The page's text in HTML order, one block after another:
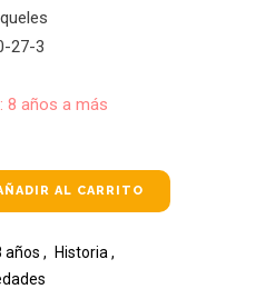
27-3
8 años a más
AL CARRITO
años , Historia ,